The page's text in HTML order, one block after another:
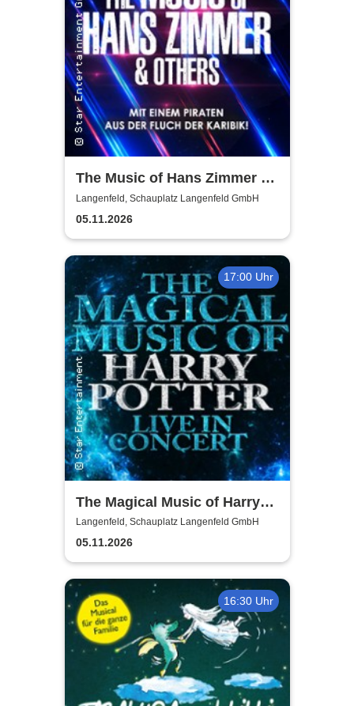
The Music of Hans Zimmer &
Others - A Celebration of Film
Music
Langenfeld, Schauplatz Langenfeld GmbH
05.11.2026
17:00 Uhr
The Magical Music of Harry
Potter - Live in Concert
Langenfeld, Schauplatz Langenfeld GmbH
05.11.2026
16:30 Uhr